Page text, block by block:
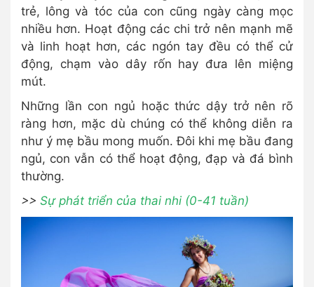
trẻ, lông và tóc của con cũng ngày càng mọc
nhiều hơn. Hoạt động các chi trở nên mạnh mẽ
và linh hoạt hơn, các ngón tay đều có thể cử
động, chạm vào dây rốn hay đưa lên miệng
mút.
Những lần con ngủ hoặc thức dậy trở nên rõ
ràng hơn, mặc dù chúng có thể không diễn ra
như ý mẹ bầu mong muốn. Đôi khi mẹ bầu đang
ngủ, con vẫn có thể hoạt động, đạp và đá bình
thường.
>> Sự phát triển của thai nhi (0-41 tuần)